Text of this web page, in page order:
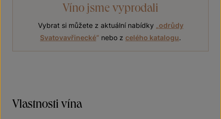
Víno jsme vyprodali
Vybrat si můžete z aktuální nabídky
odrůdy
Svatovavřinecké“ nebo z celého katalogu.
Vlastnosti vína